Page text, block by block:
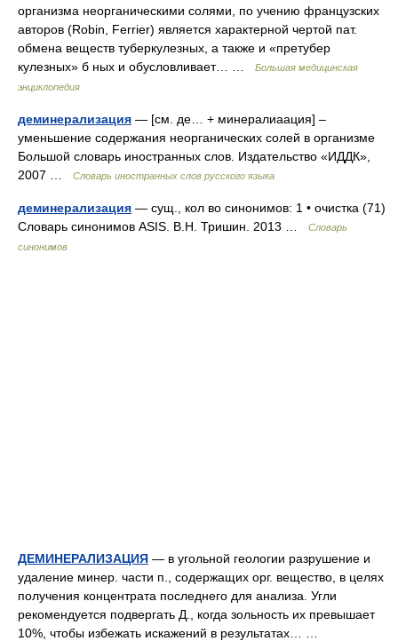
организма неорганическими солями, по учению французских
авторов (Robin, Ferrier) является характерной чертой пат.
обмена веществ туберкулезных, а также и «претубер
кулезных» б ных и обусловливает… …
Большая медицинская
энциклопедия
деминерализация — [см. де… + минералиаация] –
уменьшение содержания неорганических солей в организме
Большой словарь иностранных слов. Издательство «ИДДК»,
2007 …
Словарь иностранных слов русского языка
деминерализация — сущ., кол во синонимов: 1 • очистка (71)
Словарь синонимов ASIS. В.Н. Тришин. 2013 …
Словарь
синонимов
ДЕМИНЕРАЛИЗАЦИЯ — в угольной геологии разрушение и
удаление минер. части п., содержащих орг. вещество, в целях
получения концентрата последнего для анализа. Угли
рекомендуется подвергать Д., когда зольность их превышает
10%, чтобы избежать искажений в результатах… …